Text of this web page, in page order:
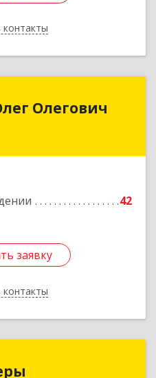
контакты
Олегович
42
заявку
контакты
заявку